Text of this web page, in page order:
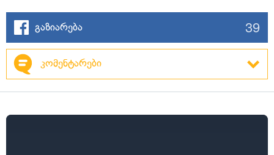
გაზიარება 39
კომენტარები